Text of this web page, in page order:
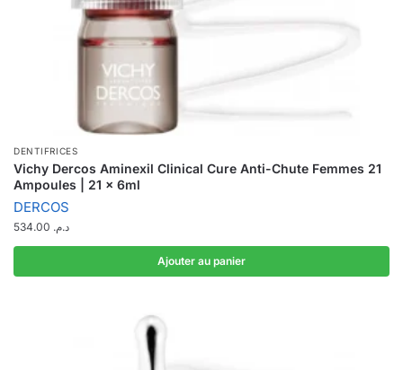
DENTIFRICES
Vichy Dercos Aminexil Clinical Cure Anti-Chute Femmes 21
Ampoules | 21 x 6ml
DERCOS
د.م.
Ajouter au panier